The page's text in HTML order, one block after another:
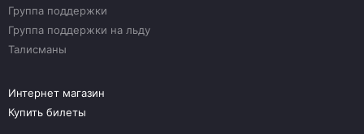
Группа поддержки
Группа поддержки на льду
Талисманы
Интернет магазин
Купить билеты